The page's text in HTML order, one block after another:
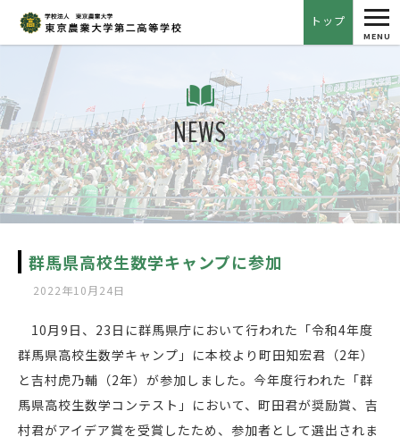
トップ
MENU
NEWS
群馬県高校生数学キャンプに参加
2022年10月24日
10月9日、23日に群馬県庁において行われた「令和4年度
群馬県高校生数学キャンプ」に本校より町田知宏君（2年）
と吉村虎乃輔（2年）が参加しました。今年度行われた「群
馬県高校生数学コンテスト」において、町田君が奨励賞、吉
村君がアイデア賞を受賞したため、参加者として選出されま